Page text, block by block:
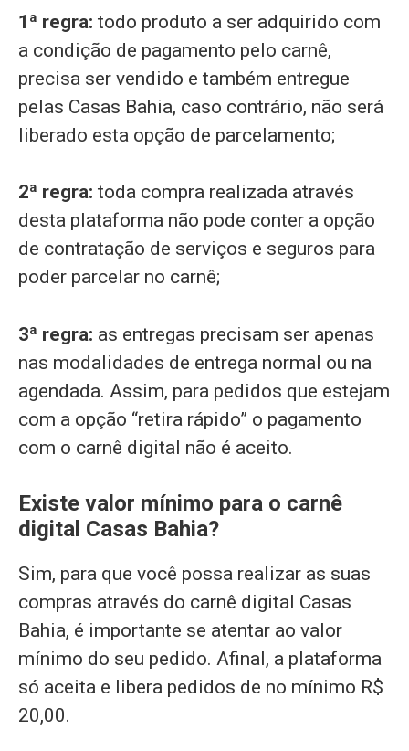
1ª regra: todo produto a ser adquirido com
a condição de pagamento pelo carnê,
precisa ser vendido e também entregue
pelas Casas Bahia, caso contrário, não será
liberado esta opção de parcelamento;
2ª regra: toda compra realizada através
desta plataforma não pode conter a opção
de contratação de serviços e seguros para
poder parcelar no carnê;
3ª regra: as entregas precisam ser apenas
nas modalidades de entrega normal ou na
agendada. Assim, para pedidos que estejam
com a opção “retira rápido” o pagamento
com o carnê digital não é aceito.
Existe valor mínimo para o carnê
digital Casas Bahia?
Sim, para que você possa realizar as suas
compras através do carnê digital Casas
Bahia, é importante se atentar ao valor
mínimo do seu pedido. Afinal, a plataforma
só aceita e libera pedidos de no mínimo R$
20,00.